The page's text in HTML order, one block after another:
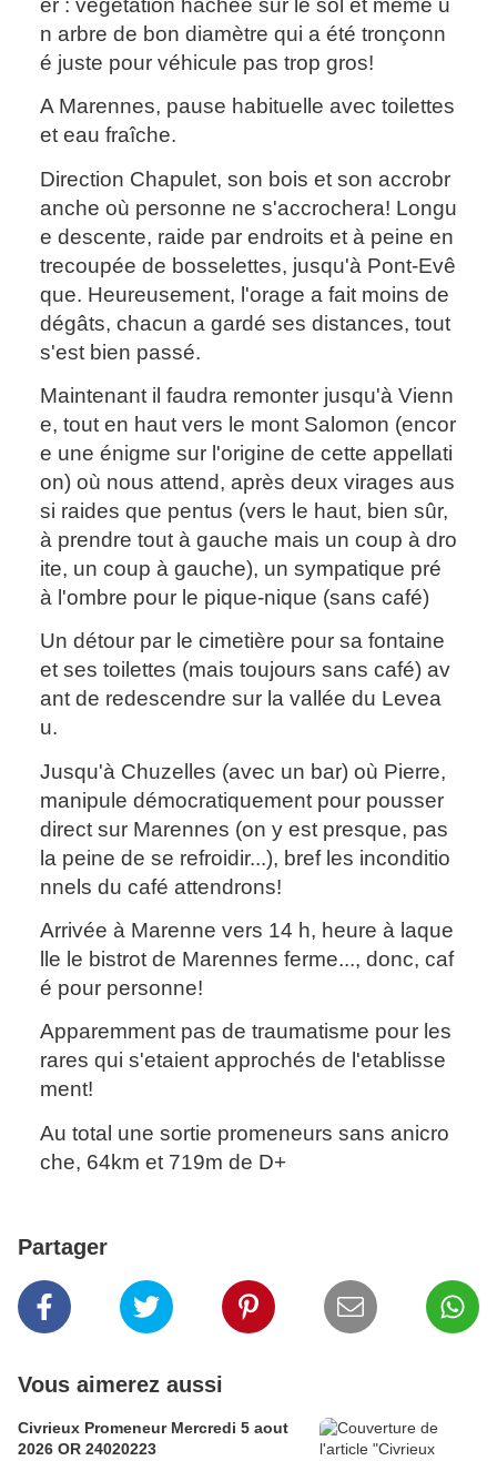
er : végétation hachée sur le sol et même u
n arbre de bon diamètre qui a été tronçonn
é juste pour véhicule pas trop gros!
A Marennes, pause habituelle avec toilettes
et eau fraîche.
Direction Chapulet, son bois et son accrobr
anche où personne ne s'accrochera! Longu
e descente, raide par endroits et à peine en
trecoupée de bosselettes, jusqu'à Pont-Evê
que. Heureusement, l'orage a fait moins de
dégâts, chacun a gardé ses distances, tout
s'est bien passé.
Maintenant il faudra remonter jusqu'à Vienn
e, tout en haut vers le mont Salomon (encor
e une énigme sur l'origine de cette appellati
on) où nous attend, après deux virages aus
si raides que pentus (vers le haut, bien sûr,
à prendre tout à gauche mais un coup à dro
ite, un coup à gauche), un sympatique pré
à l'ombre pour le pique-nique (sans café)
Un détour par le cimetière pour sa fontaine
et ses toilettes (mais toujours sans café) av
ant de redescendre sur la vallée du Levea
u.
Jusqu'à Chuzelles (avec un bar) où Pierre,
manipule démocratiquement pour pousser
direct sur Marennes (on y est presque, pas
la peine de se refroidir...), bref les inconditio
nnels du café attendrons!
Arrivée à Marenne vers 14 h, heure à laque
lle le bistrot de Marennes ferme..., donc, caf
é pour personne!
Apparemment pas de traumatisme pour les
rares qui s'etaient approchés de l'etablisse
ment!
Au total une sortie promeneurs sans anicro
che, 64km et 719m de D+
Partager
Vous aimerez aussi
Civrieux Promeneur Mercredi 5 aout
2026 OR 24020223